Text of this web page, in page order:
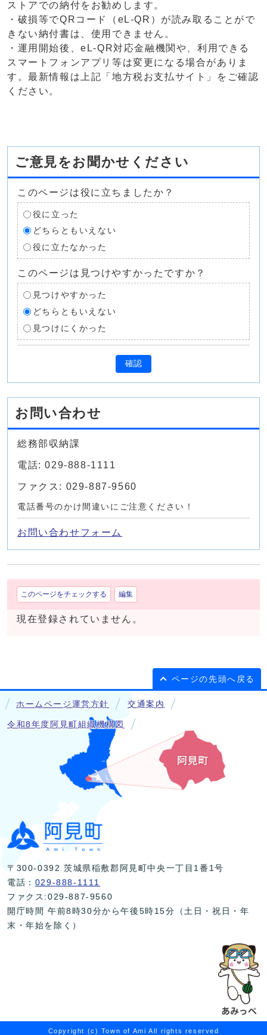
ストアでの納付をお勧めします。
・破損等でQRコード（eL-QR）が読み取ることがで
きない納付書は、使用できません。
・運用開始後、eL-QR対応金融機関や、利用できる
スマートフォンアプリ等は変更になる場合がありま
す。最新情報は上記「地方税お支払サイト」をご確認
ください。
ご意見をお聞かせください
このページは役に立ちましたか？
役に立った
どちらともいえない
役に立たなかった
このページは見つけやすかったですか？
見つけやすかった
どちらともいえない
見つけにくかった
確認
お問い合わせ
総務部収納課
電話: 029-888-1111
ファクス: 029-887-9560
電話番号のかけ間違いにご注意ください！
お問い合わせフォーム
このページをチェックする 編集
現在登録されていません。
ページの先頭へ戻る
ホームページ運営方針 交通案内
令和8年度阿見町組織機構図
〒300-0392 茨城県稲敷郡阿見町中央一丁目1番1号
電話： 029-888-1111
ファクス:029-887-9560
開庁時間 午前8時30分から午後5時15分（土日・祝日・年
末・年始を除く）
Copyright (c) Town of Ami All rights reserved